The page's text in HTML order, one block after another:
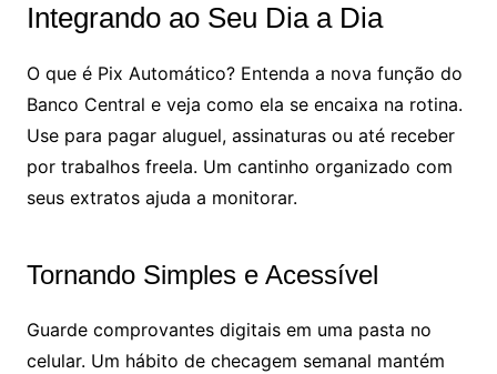
Integrando ao Seu Dia a Dia
O que é Pix Automático? Entenda a nova função do
Banco Central e veja como ela se encaixa na rotina.
Use para pagar aluguel, assinaturas ou até receber
por trabalhos freela. Um cantinho organizado com
seus extratos ajuda a monitorar.
Tornando Simples e Acessível
Guarde comprovantes digitais em uma pasta no
celular. Um hábito de checagem semanal mantém